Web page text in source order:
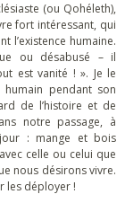
(ou Qohéleth),
fort intéressant, qui
l’existence humaine.
ou désabusé – il
est vanité ! ». Je le
pendant son
de l’histoire et de
notre passage, à
: mange et bois
celle ou celui que
nous désirons vivre.
les déployer !